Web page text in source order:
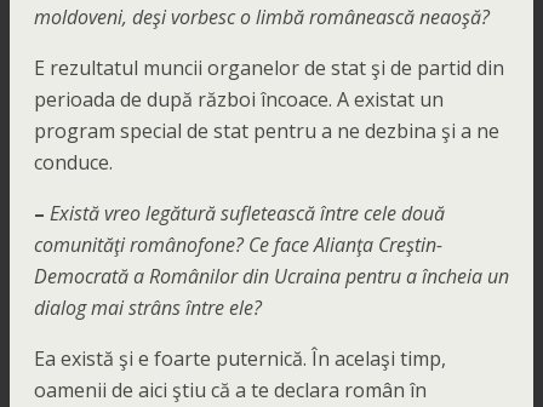
moldoveni, deşi vorbesc o limbă românească neaoşă?
E rezultatul muncii organelor de stat şi de partid din
perioada de după război încoace. A existat un
program special de stat pentru a ne dezbina şi a ne
conduce.
– Există vreo legătură sufletească între cele două
comunităţi românofone? Ce face Alianţa Creştin-
Democrată a Românilor din Ucraina pentru a încheia un
dialog mai strâns între ele?
Ea există şi e foarte puternică. În acelaşi timp,
oamenii de aici ştiu că a te declara român în